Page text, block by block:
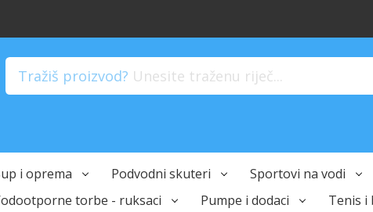
Tražiš proizvod? Unesite traženu riječ...
i oprema Podvodni skuteri Sportovi na vodi
torbe - ruksaci
Pumpe i dodaci Tenis i